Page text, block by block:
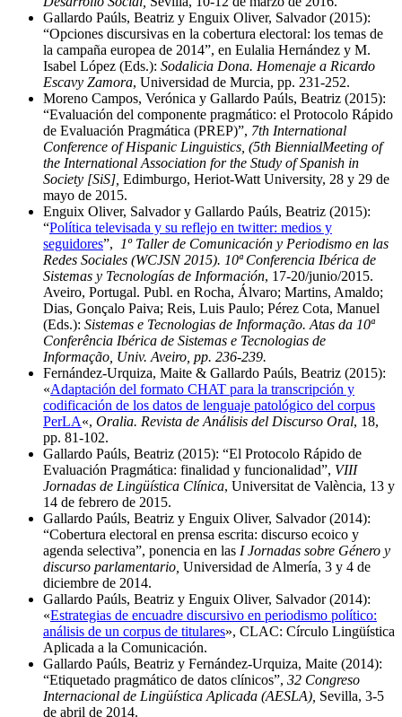
Gallardo Paúls, Beatriz y Enguix Oliver, Salvador (2015):
“Opciones discursivas en la cobertura electoral: los temas de
la campaña europea de 2014”, en Eulalia Hernández y M.
Isabel López (Eds.): Sodalicia Dona. Homenaje a Ricardo
Escavy Zamora, Universidad de Murcia, pp. 231-252.
Moreno Campos, Verónica y Gallardo Paúls, Beatriz (2015):
“Evaluación del componente pragmático: el Protocolo Rápido
de Evaluación Pragmática (PREP)”, 7th International
Conference of Hispanic Linguistics, (5th BiennialMeeting of
the International Association for the Study of Spanish in
Society [SiS], Edimburgo, Heriot-Watt University, 28 y 29 de
mayo de 2015.
Enguix Oliver, Salvador y Gallardo Paúls, Beatriz (2015):
“Política televisada y su reflejo en twitter: medios y
seguidores”,
1º Taller de Comunicación y Periodismo en las
Redes Sociales (WCJSN 2015). 10ª Conferencia Ibérica de
Sistemas y Tecnologías de Información, 17-20/junio/2015.
Aveiro, Portugal. Publ. en Rocha, Álvaro; Martins, Amaldo;
Dias, Gonçalo Paiva; Reis, Luis Paulo; Pérez Cota, Manuel
(Eds.): Sistemas e Tecnologias de Informação. Atas da 10ª
Conferência Ibérica de Sistemas e Tecnologias de
Informação, Univ. Aveiro, pp. 236-239.
Fernández-Urquiza, Maite & Gallardo Paúls, Beatriz (2015):
«Adaptación del formato CHAT para la transcripción y
codificación de los datos de lenguaje patológico del corpus
PerLA«, Oralia. Revista de Análisis del Discurso Oral, 18,
pp. 81-102.
Gallardo Paúls, Beatriz (2015): “El Protocolo Rápido de
Evaluación Pragmática: finalidad y funcionalidad”, VIII
Jornadas de Lingüística Clínica, Universitat de València, 13 y
14 de febrero de 2015.
Gallardo Paúls, Beatriz y Enguix Oliver, Salvador (2014):
“Cobertura electoral en prensa escrita: discurso ecoico y
agenda selectiva”, ponencia en las I Jornadas sobre Género y
discurso parlamentario, Universidad de Almería, 3 y 4 de
diciembre de 2014.
Gallardo Paúls, Beatriz y Enguix Oliver, Salvador (2014):
«Estrategias de encuadre discursivo en periodismo político:
análisis de un corpus de titulares», CLAC: Círculo Lingüística
Aplicada a la Comunicación.
Gallardo Paúls, Beatriz y Fernández-Urquiza, Maite (2014):
“Etiquetado pragmático de datos clínicos”, 32 Congreso
Internacional de Lingüística Aplicada (AESLA), Sevilla, 3-5
de abril de 2014.